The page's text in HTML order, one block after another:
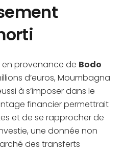
en provenance de Bodo
d’euros, Moumbagna
à s’imposer dans le
financier permettrait
et de se rapprocher de
une donnée non
des transferts